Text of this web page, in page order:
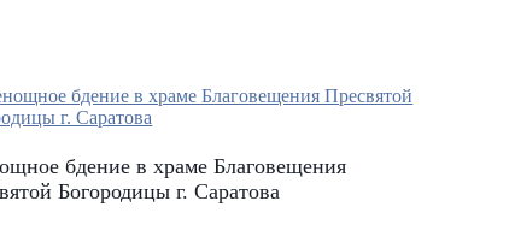
бдение в храме Благовещения
Богородицы г. Саратова